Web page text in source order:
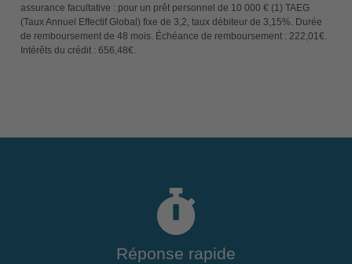
assurance facultative : pour un prêt personnel de 10 000 € (1) TAEG
(Taux Annuel Effectif Global) fixe de 3,2, taux débiteur de 3,15%. Durée
de remboursement de 48 mois. Échéance de remboursement : 222,01€.
Intérêts du crédit : 656,48€.
Réponse rapide